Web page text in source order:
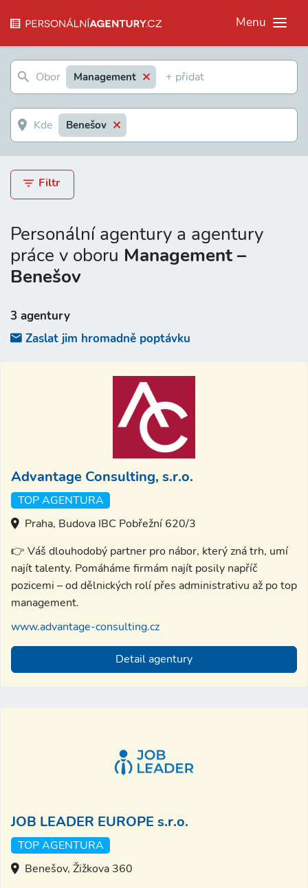
Menu
Management
Benešov
Filtr
Personální agentury a agentury
práce v oboru Management –
Benešov
3 agentury
Zaslat jim hromadně poptávku
Advantage Consulting, s.r.o.
TOP AGENTURA
Praha, Budova IBC Pobřežní 620/3
👉 Váš dlouhodobý partner pro nábor, který zná trh, umí
najít talenty. Pomáháme firmám najít posily napříč
pozicemi – od dělnických rolí přes administrativu až po top
management.
www.advantage-consulting.cz
Detail agentury
JOB LEADER EUROPE s.r.o.
TOP AGENTURA
Benešov, Žižkova 360